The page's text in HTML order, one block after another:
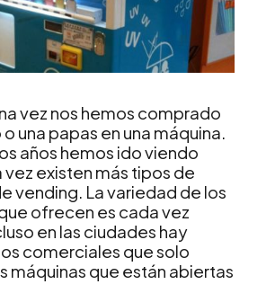
vez nos hemos comprado
una papas en una máquina.
años hemos ido viendo
existen más tipos de
vending. La variedad de los
ofrecen es cada vez
en las ciudades hay
comerciales que solo
máquinas que están abiertas